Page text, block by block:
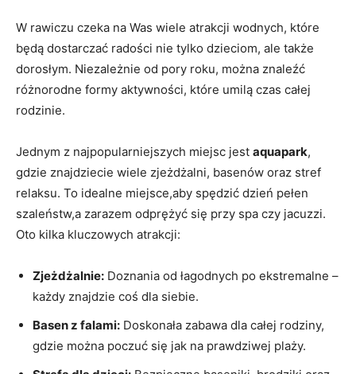
W rawiczu czeka na Was wiele atrakcji wodnych, które
będą dostarczać radości nie tylko dzieciom, ale także
dorosłym. Niezależnie od pory roku, można znaleźć
różnorodne formy aktywności, które umilą czas całej
rodzinie.
Jednym z najpopularniejszych miejsc jest aquapark,
gdzie znajdziecie wiele zjeżdżalni, basenów oraz stref
relaksu. To idealne miejsce,aby spędzić dzień pełen
szaleństw,a zarazem odprężyć się przy spa czy jacuzzi.
Oto kilka kluczowych atrakcji:
Zjeżdżalnie: Doznania od łagodnych po ekstremalne –
każdy znajdzie coś dla siebie.
Basen z falami: Doskonała zabawa dla całej rodziny,
gdzie można poczuć się jak na prawdziwej plaży.